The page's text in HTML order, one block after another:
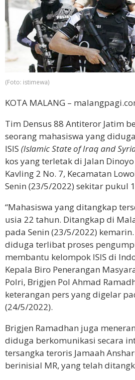
(Foto: istimewa)
KOTA MALANG –
Tim Densus 88 Antiteror Jatim
seorang mahasiswa yang
ISIS (Islamic State of Iraq and
kos yang terletak di Jalan
Kavling 2 No. 7, Kecamatan
Senin (23/5/2022) sekitar pukul
“Mahasiswa yang ditangkap
usia 22 tahun. Ditangkap di
pada Senin (23/5/2022)
diduga terlibat proses
membantu kelompok ISIS di
Kepala Biro Penerangan
Polri, Brigjen Pol Ahmad
keterangan pers yang digelar
(24/5/2022).
Brigjen Ramadhan juga
diduga berkomunikasi secara
tersangka teroris Jamaah
berinisial MR, yang telah